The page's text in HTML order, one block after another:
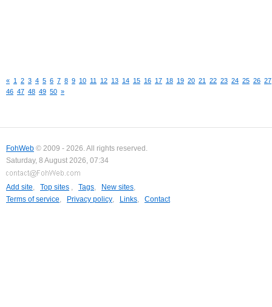
« 1 2 3 4 5 6 7 8 9 10 11 12 13 14 15 16 17 18 19 20 21 22 23 24 25 26 27
46 47 48 49 50 »
FohWeb © 2009 - 2026. All rights reserved.
Saturday, 8 August 2026, 07:34
Add site, Top sites , Tags, New sites,
Terms of service, Privacy policy, Links, Contact